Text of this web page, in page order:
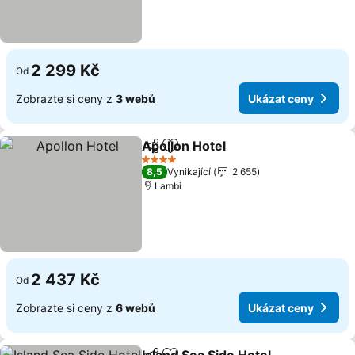
Od 2 299 Kč
Zobrazte si ceny z 3 webů Ukázat ceny
SdíletPřidat na seznam oblíbených
Apollon Hotel
4 Počet hvězdiček
8,5 Vynikající
2 655
Lambi
Od 2 437 Kč
Zobrazte si ceny z 6 webů Ukázat ceny